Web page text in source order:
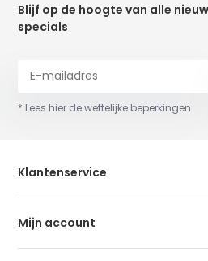
Blijf op de hoogte van alle
specials
* Lees hier de wettelijke beperkingen
Klantenservice
Mijn account